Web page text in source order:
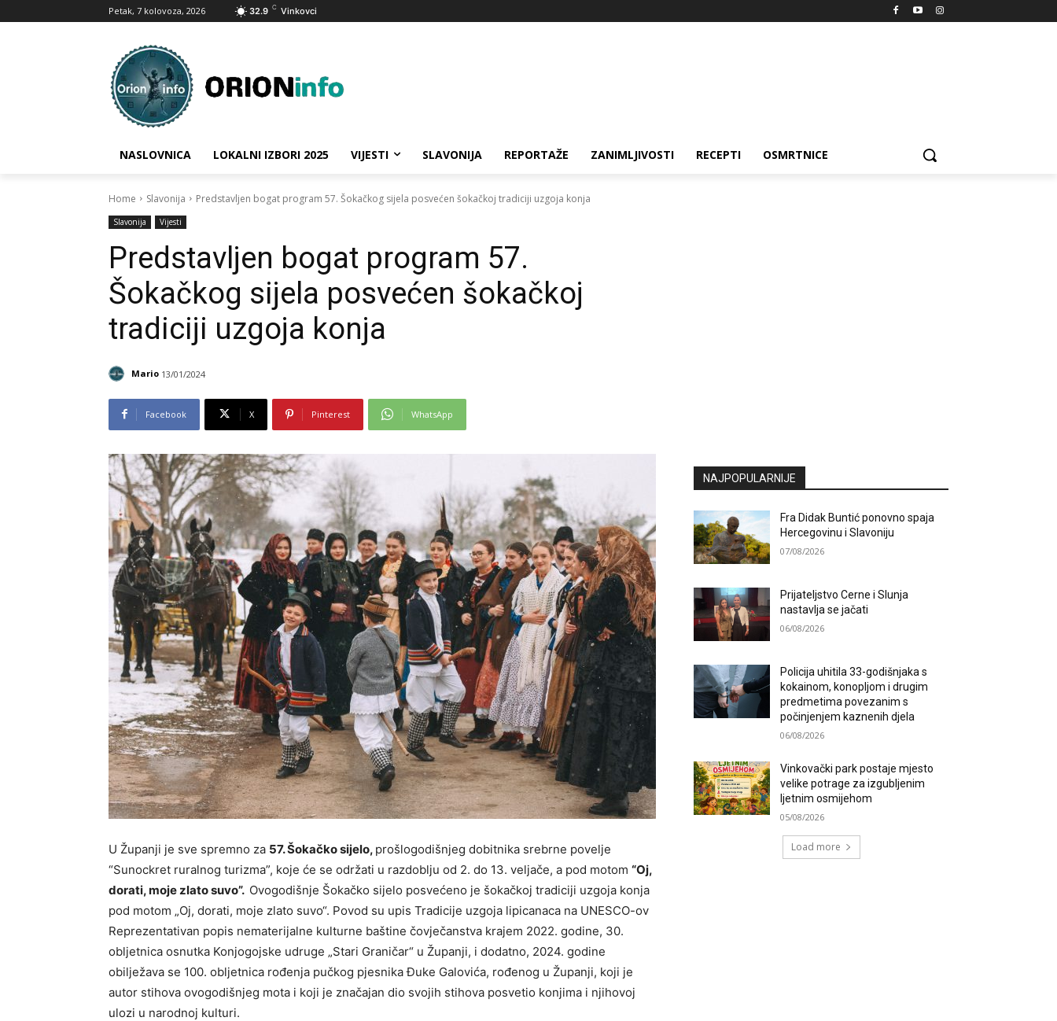
Petak, 7 kolovoza, 2026 32.9 C Vinkovci
NASLOVNICA LOKALNI IZBORI 2025 VIJESTI SLAVONIJA REPORTAŽE ZANIMLJIVOSTI RECEPTI OSMRTNICE
Home Slavonija Predstavljen bogat program 57. Šokačkog sijela posvećen šokačkoj tradiciji uzgoja konja
Slavonija Vijesti
Predstavljen bogat program 57.
Šokačkog sijela posvećen šokačkoj
tradiciji uzgoja konja
Mario 13/01/2024
Facebook X Pinterest WhatsApp
U Županji je sve spremno za 57. Šokačko sijelo, prošlogodišnjeg dobitnika srebrne povelje
“Sunockret ruralnog turizma”, koje će se održati u razdoblju od 2. do 13. veljače, a pod motom “Oj,
dorati, moje zlato suvo”. Ovogodišnje Šokačko sijelo posvećeno je šokačkoj tradiciji uzgoja konja
pod motom „Oj, dorati, moje zlato suvo“. Povod su upis Tradicije uzgoja lipicanaca na UNESCO-ov
Reprezentativan popis nematerijalne kulturne baštine čovječanstva krajem 2022. godine, 30.
obljetnica osnutka Konjogojske udruge „Stari Graničar“ u Županji, i dodatno, 2024. godine
obilježava se 100. obljetnica rođenja pučkog pjesnika Đuke Galovića, rođenog u Županji, koji je
autor stihova ovogodišnjeg mota i koji je značajan dio svojih stihova posvetio konjima i njihovoj
ulozi u narodnoj kulturi.
NAJPOPULARNIJE
Fra Didak Buntić ponovno spaja
Hercegovinu i Slavoniju
07/08/2026
Prijateljstvo Cerne i Slunja
nastavlja se jačati
06/08/2026
Policija uhitila 33-godišnjaka s
kokainom, konopljom i drugim
predmetima povezanim s
počinjenjem kaznenih djela
06/08/2026
Vinkovački park postaje mjesto
velike potrage za izgubljenim
ljetnim osmijehom
05/08/2026
Load more